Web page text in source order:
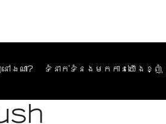
ៅឯណា? ទំនាក់ទំនងមកកាន់យើងខ្ញុំ